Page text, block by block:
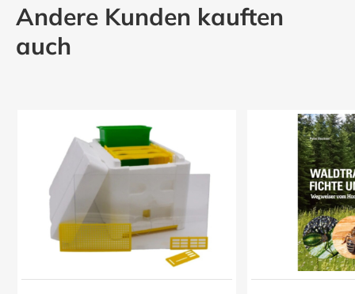
Andere Kunden kauften
auch